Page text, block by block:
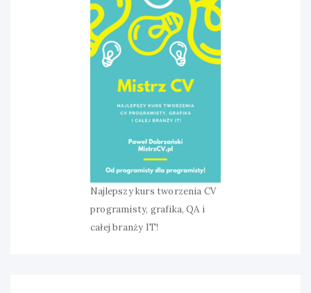
Najlepszy kurs tworzenia CV
programisty, grafika, QA i
całej branży IT!